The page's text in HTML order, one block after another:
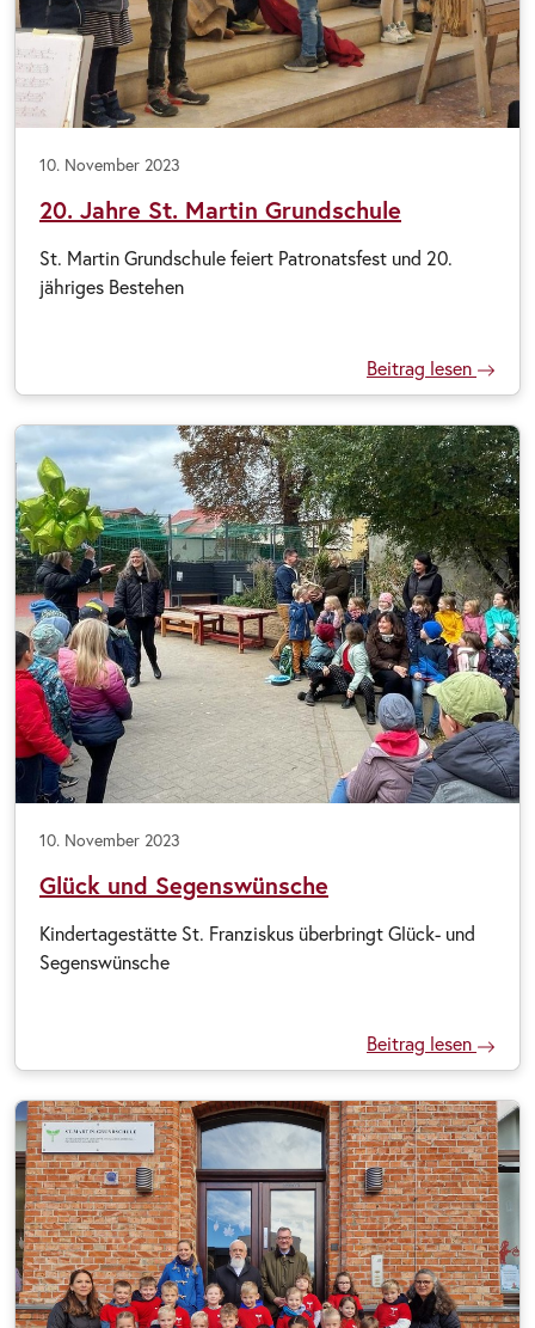
10. November 2023
20. Jahre St. Martin Grundschule
St. Martin Grundschule feiert Patronatsfest und 20.
jähriges Bestehen
Beitrag lesen
10. November 2023
Glück und Segenswünsche
Kindertagestätte St. Franziskus überbringt Glück- und
Segenswünsche
Beitrag lesen